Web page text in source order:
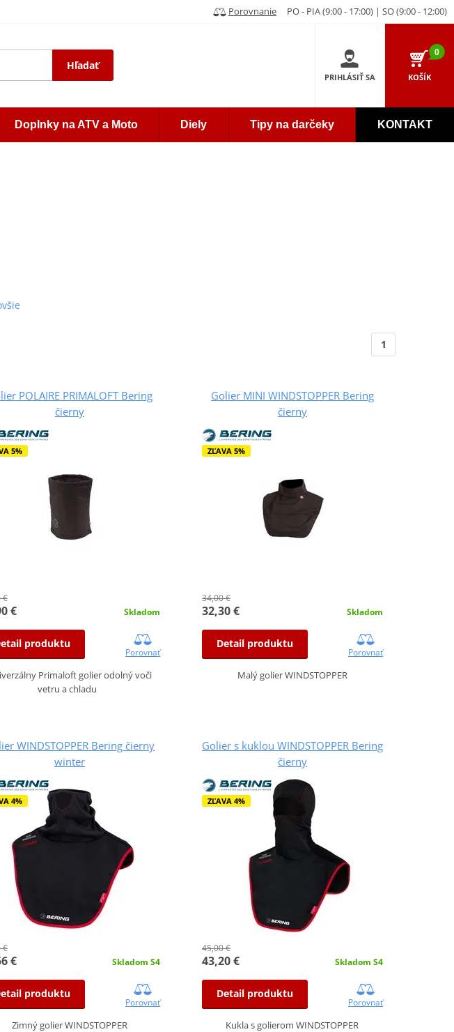
Porovnanie PO - PIA (9:00 - 17:00) | SO (9:00 - 12:00)
Hľadať
PRIHLÁSIŤ SA
0
KOŠÍK
Doplnky na ATV a Moto Diely Tipy na darčeky KONTAKT
1
POLAIRE PRIMALOFT Bering
čierny
5%
€
€ Skladom
produktu
Porovnať
Primaloft golier odolný voči
vetru a chladu
Golier MINI WINDSTOPPER Bering
čierny
ZĽAVA 5%
34,00 €
32,30 € Skladom
Detail produktu
Porovnať
Malý golier WINDSTOPPER
WINDSTOPPER Bering čierny
winter
4%
€
€ Skladom S4
produktu
Porovnať
Zimný golier WINDSTOPPER
Golier s kuklou WINDSTOPPER Bering
čierny
ZĽAVA 4%
45,00 €
43,20 € Skladom S4
Detail produktu
Porovnať
Kukla s golierom WINDSTOPPER